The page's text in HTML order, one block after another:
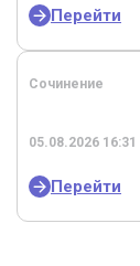
Перейти
Сочинение
05.08.2026 16:31
Перейти